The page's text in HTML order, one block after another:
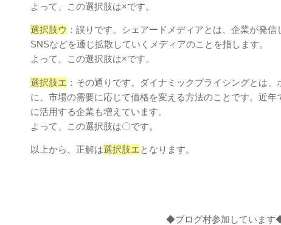
よって、この選択肢は×です。
選択肢ウ ：誤りです。シェアードメディアとは、企業が発信
SNSなどを通じ拡散していくメディアのことを指します。
よって、この選択肢は×です。
選択肢エ ：その通りです。ダイナミックプライシングとは
に、市場の需要に応じて価格を変える⽅法のことです。近
に活⽤する企業も増えています。
よって、この選択肢は〇です。
以上から、正解は選択肢エとなります。
◆ブログ村参加しています